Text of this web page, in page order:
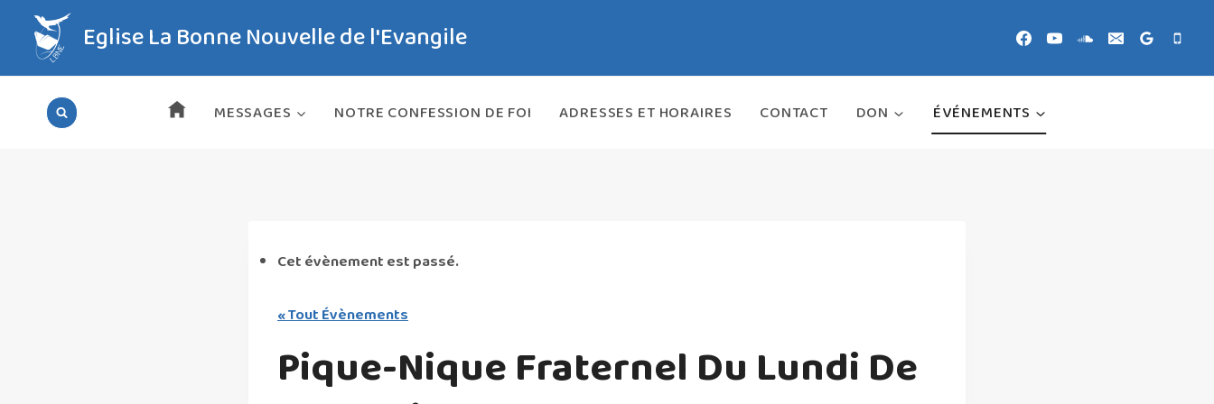
contenu
Eglise La Bonne Nouvelle de l'Evangile
MESSAGES NOTRE CONFESSION DE FOI ADRESSES ET HORAIRES CONTACT DON ÉVÉNEMENTS
Cet évènement est passé.
« Tout Évènements
Pique-Nique Fraternel Du Lundi De